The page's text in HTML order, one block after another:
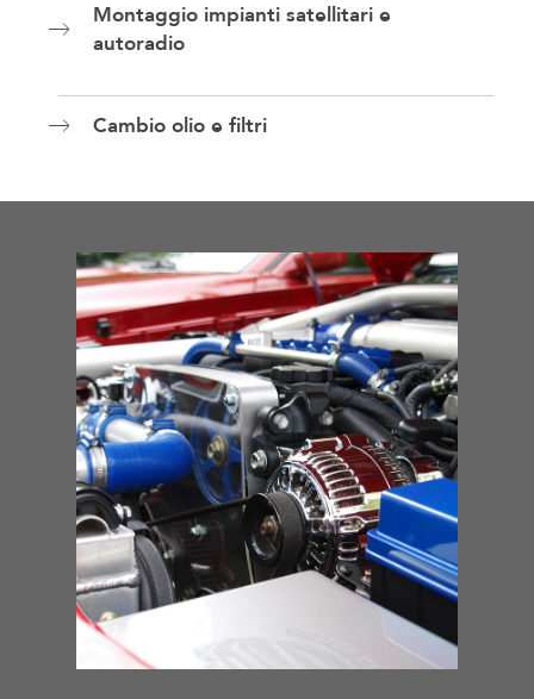
Montaggio impianti satellitari e
autoradio
Cambio olio e filtri